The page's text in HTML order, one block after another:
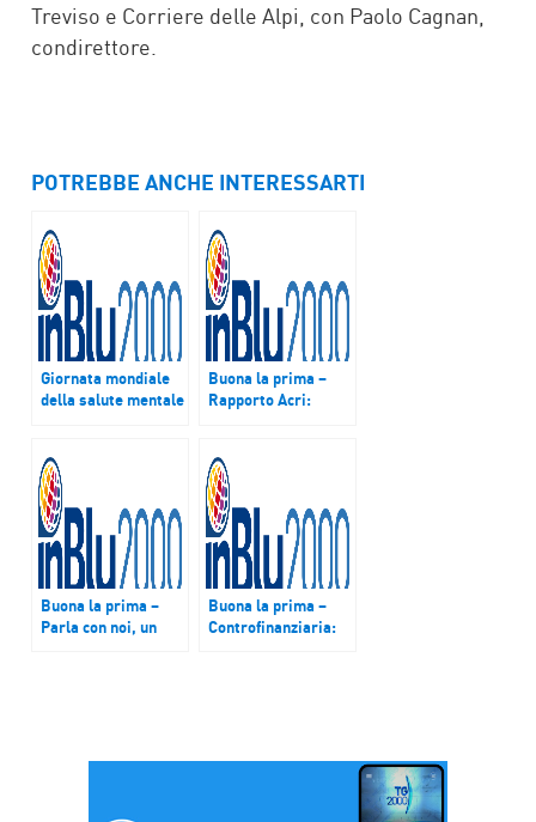
Treviso e Corriere delle Alpi, con Paolo Cagnan,
condirettore.
POTREBBE ANCHE INTERESSARTI
Giornata mondiale
della salute mentale
Buona la prima –
Rapporto Acri:
lontana la fine della
crisi
Buona la prima –
Parla con noi, un
Buona la prima –
Controfinanziaria: